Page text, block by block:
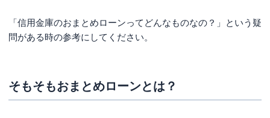
毎月の返済額が多くなってしまうことがある
必要書類
「信用金庫のおまとめローンってどんなものなの？」という疑
問がある時の参考にしてください。
そもそもおまとめローンとは？